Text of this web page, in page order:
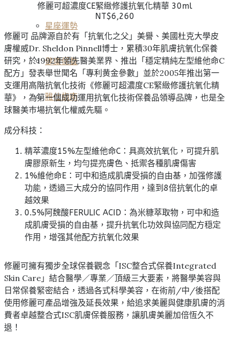
星座運勢
健康保養
雅仕指南
修麗可超濃度CE緊緻修護抗氧化精華 30ml
NT$6,260
修麗可 品牌源自於有「抗氧化之父」美譽、美國杜克大學皮
膚權威Dr. Sheldon Pinnell博士，累積30年肌膚抗氧化保養
研究，於1992年領先醫美業界、推出「穩定精純左型維他命C
配方」發表舉世聞名「專利黄金參數」並於2005年推出第一
支運用高階抗氧化技術《修麗可超濃度CE緊緻修護抗氧化精
華》，為第一個成功運用抗氧化技術保養品領導品牌，也是全
球醫美巿場抗氧化權威先驅。
成分科技：
精萃濃度15%左型維他命C：具高效抗氧化，可提升肌
膚膠原新生，均勻提亮膚色、抵禦各種肌膚傷害
1%維他命E：可中和造成肌膚受損的自由基，加强修護
功能，透過三大成分的協同作用，達到8倍抗氧化的卓
越效果
0.5%阿魏酸FERULIC ACID：為米糠萃取物，可中和造
成肌膚受損的自由基，提升抗氧化功效與協同配方穏定
作用，增强其他配方抗氧化效果
修麗可擁有獨步全球保養觀念「ISC整合式保養Integrated
Skin Care」結合醫學／專業／頂級三大要素，將醫學美容與
日常保養緊密結合，透過各式科學美容，在術前/中/後搭配
使用修麗可產品增強及延長效果，給追求美麗與健康肌膚的消
費者卓越整合式ISC肌膚保養服務，讓肌膚美麗加倍恆久不
退！